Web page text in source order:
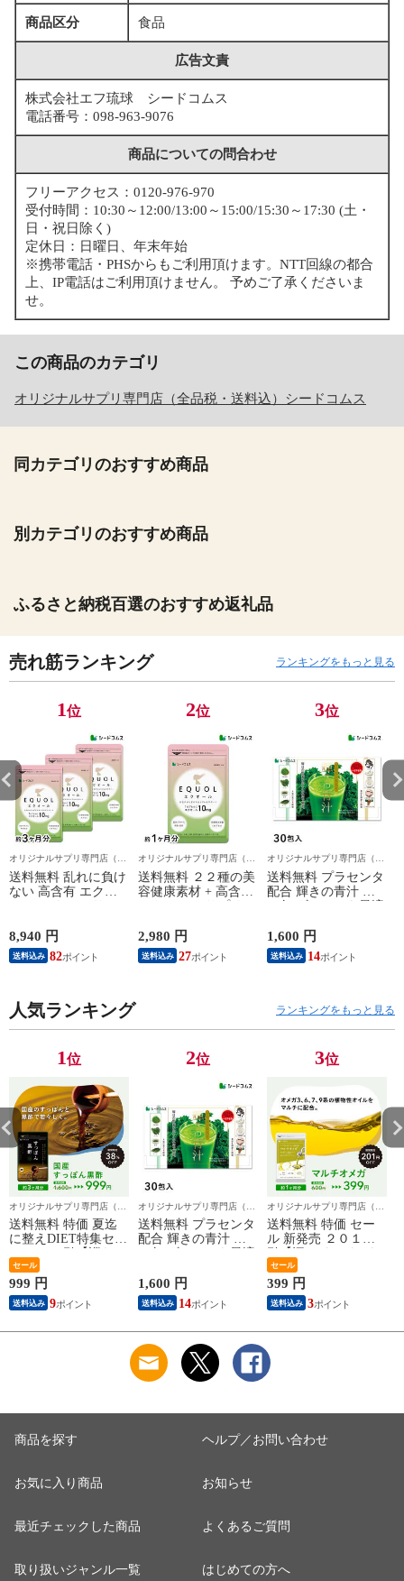
商品区分 食品
広告文責
株式会社エフ琉球 シードコムス
電話番号：098-963-9076
商品についての問合わせ
フリーアクセス：0120-976-970
受付時間：10:30～12:00/13:00～15:00/15:30～17:30 (土・
日・祝日除く)
定休日：日曜日、年末年始
※携帯電話・PHSからもご利用頂けます。NTT回線の都合
上、IP電話はご利用頂けません。 予めご了承くださいま
せ。
この商品のカテゴリ
オリジナルサプリ専門店（全品税・送料込）シードコムス
同カテゴリのおすすめ商品
別カテゴリのおすすめ商品
ふるさと納税百選のおすすめ返礼品
売れ筋ランキング ランキングをもっと見る
1位
オリジナルサプリ専門店（全
品税・送料込）シードコムス
送料無料 乱れに負け
ない 高含有 エクオ
エクオール サプリ
サプリメント 実感
約３ヵ月分 ギフトに
8,940 円
送料込み 82
2位
オリジナルサプリ専門店（全
品税・送料込）シードコムス
送料無料 ２２種の美
容健康素材 + 高含有
約１ヵ月分 ギフトに
最適
2,980 円
送料込み 27
3位
オリジナルサプリ専門店（全
品税・送料込）シードコムス
送料無料 プラセンタ
配合 輝きの青汁 ３
1,600 円
送料込み 14
人気ランキング ランキングをもっと見る
1位
オリジナルサプリ専門店（全
品税・送料込）シードコムス
送料無料 特価 夏迄
に整えDIET特集セー
整える★夏迄安心
DIET3ヵ月分】 伝統
の高級素材 すっぽん
黒酢サプリ 実感約３
セール
999 円
送料込み 9
2位
オリジナルサプリ専門店（全
品税・送料込）シードコムス
送料無料 プラセンタ
配合 輝きの青汁 ３
1,600 円
送料込み 14
3位
オリジナルサプリ専門店（全
品税・送料込）シードコムス
送料無料 特価 セー
ル 新発売 ２０１円
酷暑は特に★サラサ
ラ対策重要】 11種の
ヘルシー植物性オイ
ル 4種の植物性オメ
９９ 通常６００円
お試し ギフトにも最
セール
399 円
送料込み 3
商品を探す
お気に入り商品
最近チェックした商品
取り扱いジャンル一覧
ヘルプ／お問い合わせ
お知らせ
よくあるご質問
はじめての方へ